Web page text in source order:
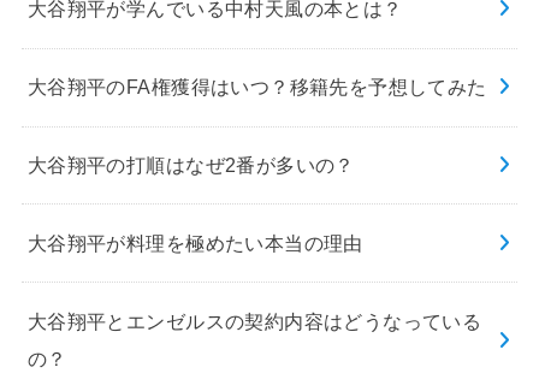
大谷翔平が学んでいる中村天風の本とは？
大谷翔平のFA権獲得はいつ？移籍先を予想してみた
大谷翔平の打順はなぜ2番が多いの？
大谷翔平が料理を極めたい本当の理由
大谷翔平とエンゼルスの契約内容はどうなっている
の？